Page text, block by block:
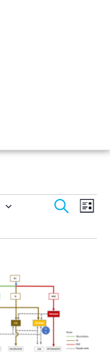
de
e
de
Pesquisar
Lista